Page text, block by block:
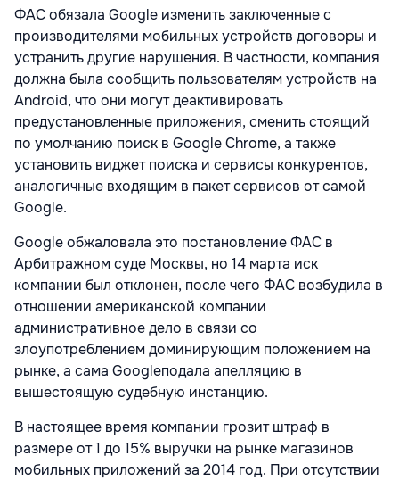
ФАС обязала Google изменить заключенные с
производителями мобильных устройств договоры и
устранить другие нарушения. В частности, компания
должна была сообщить пользователям устройств на
Android, что они могут деактивировать
предустановленные приложения, сменить стоящий
по умолчанию поиск в Google Chrome, а также
установить виджет поиска и сервисы конкурентов,
аналогичные входящим в пакет сервисов от самой
Google.
Google обжаловала это постановление ФАС в
Арбитражном суде Москвы, но 14 марта иск
компании был отклонен, после чего ФАС возбудила в
отношении американской компании
административное дело в связи со
злоупотреблением доминирующим положением на
рынке, а сама Googleподала апелляцию в
вышестоящую судебную инстанцию.
В настоящее время компании грозит штраф в
размере от 1 до 15% выручки на рынке магазинов
мобильных приложений за 2014 год. При отсутствии